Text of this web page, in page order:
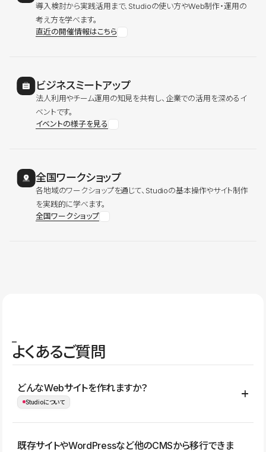
導入検討から実践活用まで、Studioの使い方やWeb制作・運用の
考え方を学べます。
直近の開催情報はこちら
ビジネスミートアップ
法人利用やチーム運用の知見を共有し、企業での活用を深めるイ
ベントです。
イベントの様子を見る
全国ワークショップ
各地域のワークショップを通じて、Studioの基本操作やサイト制作
を実践的に学べます。
全国ワークショップ
よくあるご質問
どんなWebサイトを作れますか？
Studioについて
コーポレートサイト、サービスサイト、LP、採用サイト、ブロ
既存サイトやWordPressなど他のCMSから移行できま